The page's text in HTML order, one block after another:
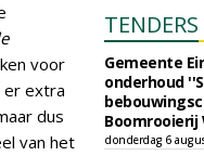
voor
er extra
dus
van het
TENDERS
Gemeente
onderhoud
Boomrooierij
donderdag 6